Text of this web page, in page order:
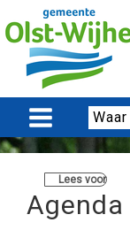
Lees voor